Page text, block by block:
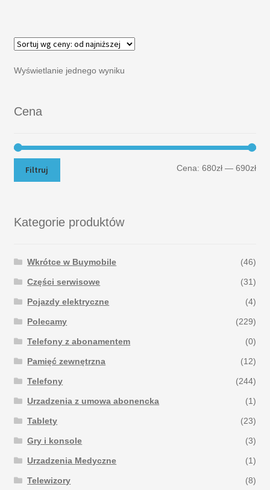
Wyświetlanie jednego wyniku
Cena
Filtruj Cena:680zł —690zł
Kategorie produktów
Wkrótce w Buymobile (46)
Części serwisowe (31)
Pojazdy elektryczne (4)
Polecamy (229)
Telefony z abonamentem (0)
Pamięć zewnętrzna (12)
Telefony (244)
Urzadzenia z umowa abonencka (1)
Tablety (23)
Gry i konsole (3)
Urzadzenia Medyczne (1)
Telewizory (8)